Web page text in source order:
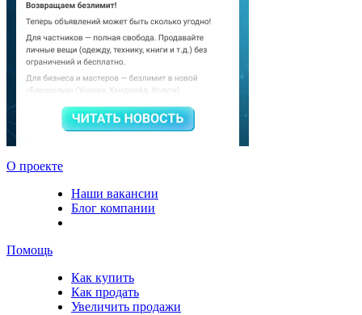
О проекте
Наши вакансии
Блог компании
Помощь
Как купить
Как продать
Увеличить продажи